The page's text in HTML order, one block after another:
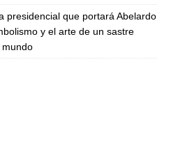
presidencial que portará Abelardo
y el arte de un sastre